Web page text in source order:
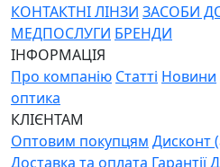
КОНТАКТНІ ЛІНЗИ ЗАСОБИ
МЕДПОСЛУГИ БРЕНДИ
ІНФОРМАЦІЯ
Про компанію Статті Новини
оптика
КЛІЄНТАМ
Оптовим покупцям Дисконт
Доставка та оплата Гарантії